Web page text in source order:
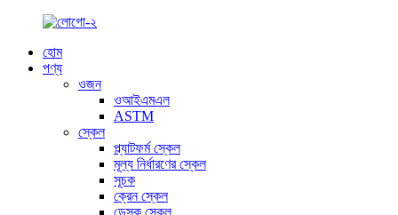
হোম
পণ্য
ওজন
ওআইএমএল
ASTM
স্কেল
প্ল্যাটফর্ম স্কেল
মূল্য নির্ধারণের স্কেল
সূচক
ক্রেন স্কেল
ডেস্ক স্কেল